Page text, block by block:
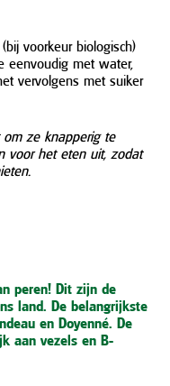
voorkeur biologisch)
eenvoudig met water,
vervolgens met suiker
ze knapperig te
voor het eten uit, zodat
peren! Dit zijn de
land. De belangrijkste
en Doyenné. De
aan vezels en B-